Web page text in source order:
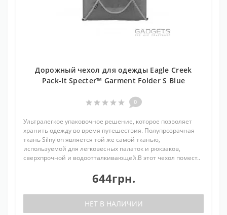
Дорожный чехол для одежды Eagle Creek
Pack-It Specter™ Garment Folder S Blue
0
Ультралегкое упаковочное решение, которое позволяет
хранить одежду во время путешествия. Полупрозрачная
ткань Silnylon является той же самой тканью,
используемой для легковесных палаток и рюкзаков,
сверхпрочной и водоотталкивающей.В этот чехол помест..
644грн.
НЕТ В НАЛИЧИИ